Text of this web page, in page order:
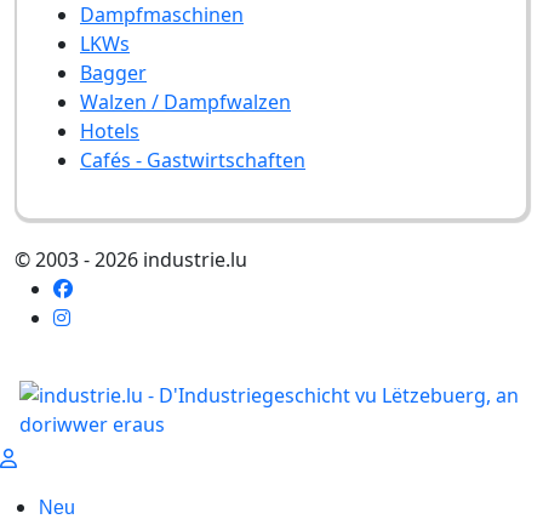
Dampfmaschinen
LKWs
Bagger
Walzen / Dampfwalzen
Hotels
Cafés - Gastwirtschaften
© 2003 - 2026 industrie.lu
Neu